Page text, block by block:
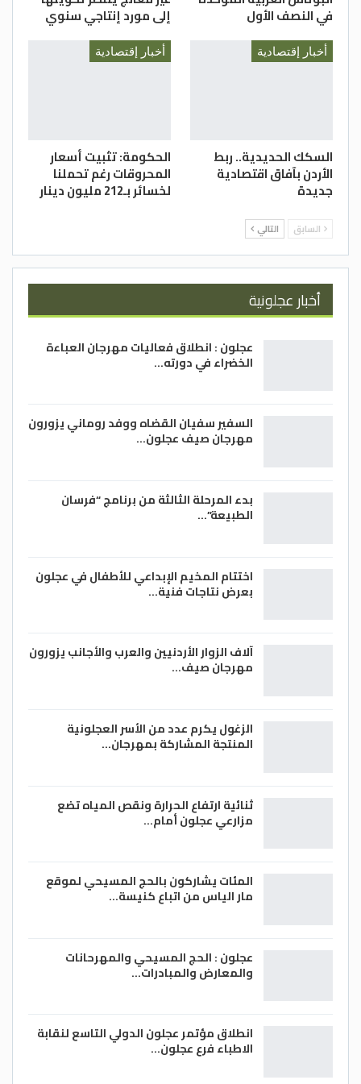
في النصف الأول إلى مورد إنتاجي سنوي
أخبار إقتصادية
السكك الحديدية.. ربط
الأردن بآفاق اقتصادية
جديدة
أخبار إقتصادية
الحكومة: تثبيت أسعار
المحروقات رغم تحملنا
لخسائر بـ212 مليون دينار
السابق التالي
أخبار عجلونية
عجلون : انطلاق فعاليات مهرجان العباءة
الخضراء في دورته…
السفير سفيان القضاه ووفد روماني يزورون
مهرجان صيف عجلون…
بدء المرحلة الثالثة من برنامج “فرسان
الطبيعة”…
اختتام المخيم الإبداعي للأطفال في عجلون
بعرض نتاجات فنية…
آلاف الزوار الأردنيين والعرب والأجانب يزورون
مهرجان صيف…
الزغول يكرم عدد من الأسر العجلونية
المنتجة المشاركة بمهرجان…
ثنائية ارتفاع الحرارة ونقص المياه تضع
مزارعي عجلون أمام…
المئات يشاركون بالحج المسيحي لموقع
مار الياس من اتباع كنيسة…
عجلون : الحج المسيحي والمهرحانات
والمعارض والمبادرات…
انطلاق مؤتمر عجلون الدولي التاسع لنقابة
الاطباء فرع عجلون…